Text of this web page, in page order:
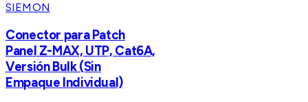
SIEMON
Conector para Patch
Panel Z-MAX, UTP, Cat6A,
Versión Bulk (Sin
Empaque Individual)